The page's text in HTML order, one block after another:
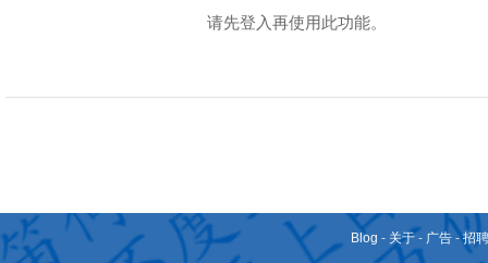
请先登入再使用此功能。
Blog - 关于 - 广告 -招